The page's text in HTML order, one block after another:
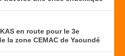
en route pour le 3e
la zone CEMAC de Yaoundé